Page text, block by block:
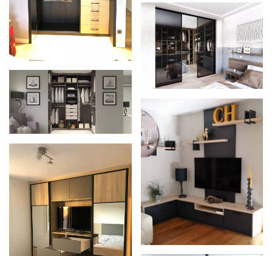
Zoom
Zoom
Zoom
Zoom